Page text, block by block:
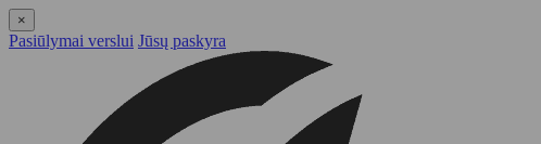
×
Pasiūlymai verslui Jūsų paskyra